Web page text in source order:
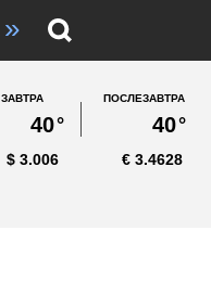
»
ЗАВТРА
40°
ПОСЛЕЗАВТРА
40°
3.006
$ 3.4628
€